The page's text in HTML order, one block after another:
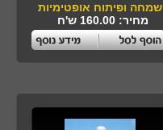
שמחה ופיתוח אופטימיות
מחיר: 160.00 ש'ח